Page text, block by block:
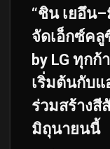
“ชิน เยอึน
จัดเอ็กซ์คลู
by LG ทุก
เริ่มต้นกับ
ร่วมสร้างสี
มิถุนายนนี้